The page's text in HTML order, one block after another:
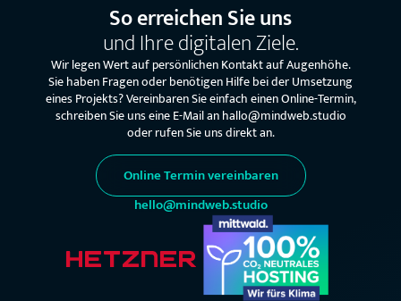
So erreichen Sie uns
und Ihre digitalen Ziele.
Wir legen Wert auf persönlichen Kontakt auf Augenhöhe.
Sie haben Fragen oder benötigen Hilfe bei der Umsetzung
eines Projekts? Vereinbaren Sie einfach einen Online-Termin,
schreiben Sie uns eine E-Mail an hallo@mindweb.studio
oder rufen Sie uns direkt an.
Online Termin vereinbaren
hello@mindweb.studio